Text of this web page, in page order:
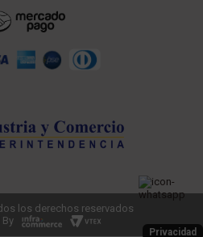
los derechos reservados
Privacidad